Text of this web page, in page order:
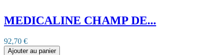
MEDICALINE CHAMP DE...
92,70 €
Ajouter au panier